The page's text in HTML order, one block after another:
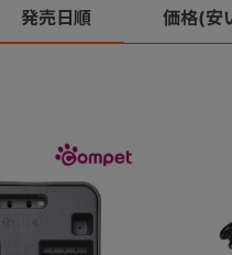
発売日順 価格(安